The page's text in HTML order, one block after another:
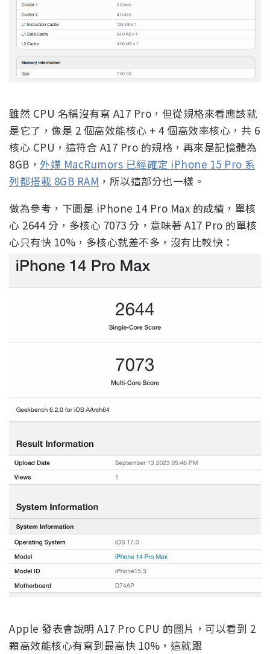
雖然 CPU 名稱沒有寫 A17 Pro，但從規格來看應該就
是它了，像是 2 個高效能核心 + 4 個高效率核心，共 6
核心 CPU，這符合 A17 Pro 的規格，再來是記憶體為
8GB， 外媒 MacRumors 已經確定 iPhone 15 Pro 系
列都搭載 8GB RAM ，所以這部分也一樣。
做為參考，下圖是 iPhone 14 Pro Max 的成績，單核
心 2644 分，多核心 7073 分，意味著 A17 Pro 的單核
心只有快 10%，多核心就差不多，沒有比較快：
Apple 發表會說明 A17 Pro CPU 的圖片，可以看到 2
顆高效能核心有寫到最高快 10%，這就跟